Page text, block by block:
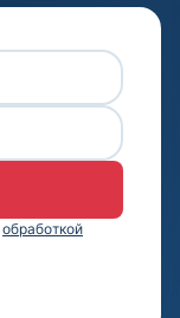
обработкой